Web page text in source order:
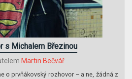
s Michalem Březinou
Martin Bečvář
o prvňákovský rozhovor – a ne, žádná z